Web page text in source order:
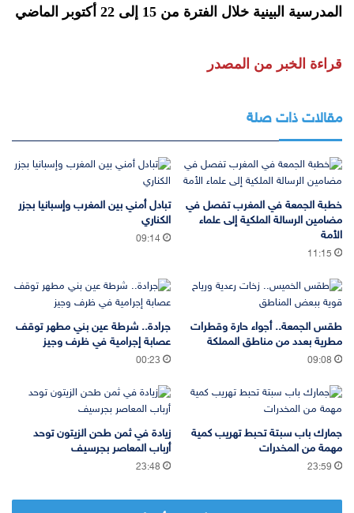
المدرسية البينية خلال الفترة من 15 إلى 22 أكتوبر الماضي
قراءة الخبر من المصدر
مقالات ذات صلة
خطبة الجمعة في المغرب تفصل في
مضامين الرسالة الملكية إلى علماء
الأمة
11:15
تبادل أمني بين المغرب وإسبانيا بجزر
الكناري
09:14
طقس الجمعة.. أجواء حارة وقطرات
مطرية بعدد من مناطق المملكة
09:08
جرادة.. شرطة عين بني مطهر توقف
عصابة إجرامية في ظرف وجيز
00:23
جمارك باب سبتة تحبط تهريب كمية
مهمة من المخدرات
23:59
زيادة في ثمن طحن الزيتون توحد
أرباب المعاصر بجرسيف
23:48